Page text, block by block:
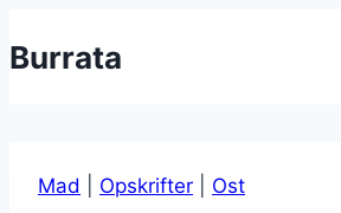
til
Burrata
Mad Opskrifter Ost